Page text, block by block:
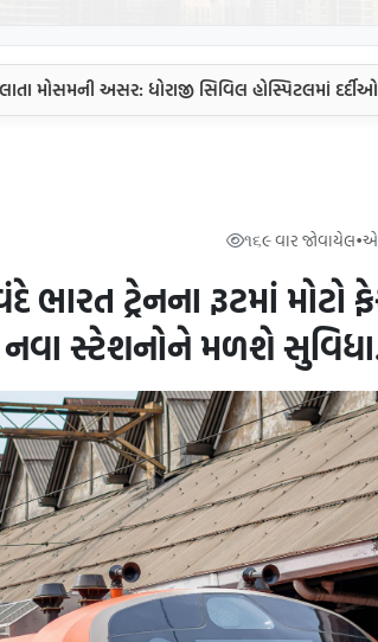
મોસમની અસર: ધોરાજી સિવિલ હોસ્પિટલમાં દર્દીઓનો
૧૬૯ વાર જોવાયેલ•
ટ્રેનના રૂટમાં મોટો
નવા સ્ટેશનોને મળશે